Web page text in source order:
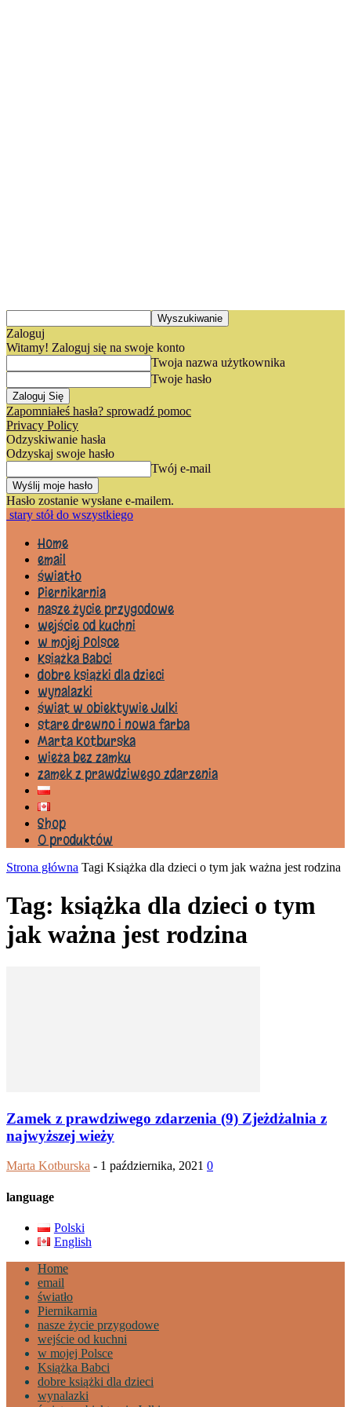
Zaloguj
Witamy! Zaloguj się na swoje konto
Twoja nazwa użytkownika
Twoje hasło
Zapomniałeś hasła? sprowadź pomoc
Privacy Policy
Odzyskiwanie hasła
Odzyskaj swoje hasło
Twój e-mail
Hasło zostanie wysłane e-mailem.
stary stół do wszystkiego
Home
email
światło
Piernikarnia
nasze życie przygodowe
wejście od kuchni
w mojej Polsce
Książka Babci
dobre książki dla dzieci
wynalazki
świat w obiektywie Julki
stare drewno i nowa farba
Marta Kotburska
wieża bez zamku
zamek z prawdziwego zdarzenia
Shop
0 produktów
Strona główna Tagi Książka dla dzieci o tym jak ważna jest rodzina
Tag: książka dla dzieci o tym
jak ważna jest rodzina
Zamek z prawdziwego zdarzenia (9) Zjeżdżalnia z
najwyższej wieży
Marta Kotburska - 1 października, 2021 0
language
Polski
English
Home
email
światło
Piernikarnia
nasze życie przygodowe
wejście od kuchni
w mojej Polsce
Książka Babci
dobre książki dla dzieci
wynalazki